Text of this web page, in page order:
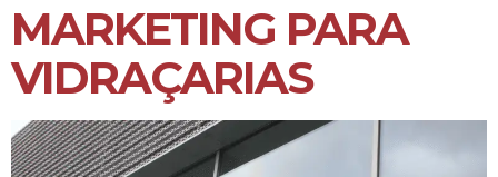
MARKETING PARA
VIDRAÇARIAS